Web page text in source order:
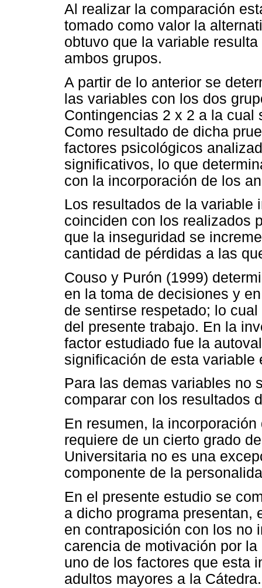
Al realizar la comparación
tomado como valor la
obtuvo que la variable
ambos grupos.
A partir de lo anterior se
las variables con los dos
Contingencias 2 x 2 a la cual
Como resultado de dicha
factores psicológicos
significativos, lo que
con la incorporación de los
Los resultados de la variable
coinciden con los realizados
que la inseguridad se
cantidad de pérdidas a las
Couso y Purón (1999)
en la toma de decisiones y
de sentirse respetado; lo
del presente trabajo. En la
factor estudiado fue la
significación de esta variable
Para las demas variables no
comparar con los resultados
En resumen, la
requiere de un cierto grado
Universitaria no es una
componente de la
En el presente estudio se
a dicho programa presentan,
en contraposición con los no
carencia de motivación por
uno de los factores que esta
adultos mayores a la Cátedra.